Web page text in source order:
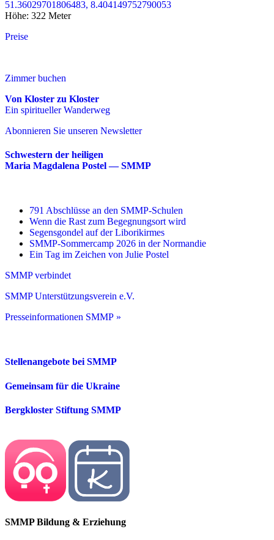
51.36029701806483, 8.404149752790053
Höhe: 322 Meter
Preise
Zimmer buchen
Von Kloster zu Kloster
Ein spiritueller Wanderweg
Abonnieren Sie unseren Newsletter
Schwestern der heiligen
Maria Magdalena Postel — SMMP
791 Abschlüsse an den SMMP-Schulen
Wenn die Rast zum Begegnungsort wird
Segensgondel auf der Liborikirmes
SMMP-Sommercamp 2026 in der Normandie
Ein Tag im Zeichen von Julie Postel
SMMP verbindet
SMMP Unterstützungsverein e.V.
Presseinformationen SMMP »
Stellenangebote bei SMMP
Gemeinsam für die Ukraine
Bergkloster Stiftung SMMP
SMMP Bildung & Erziehung